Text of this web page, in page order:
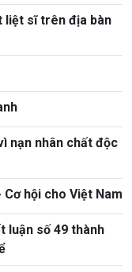
liệt sĩ trên địa bàn
nạn nhân chất độc
hội cho Việt Nam
luận số 49 thành